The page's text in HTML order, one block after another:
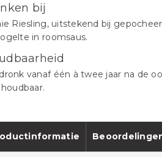
bij
Riesling, uitstekend bij
in roomsaus.
vanaf één à twee jaar na de
houdbaar.